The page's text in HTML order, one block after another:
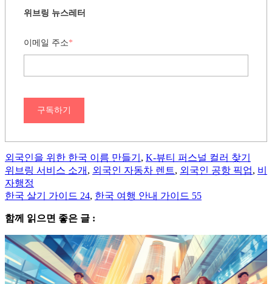
위브링 뉴스레터
이메일 주소*
구독하기
외국인을 위한 한국 이름 만들기 , K-뷰티 퍼스널 컬러 찾기
위브링 서비스 소개 , 외국인 자동차 렌트, 외국인 공항 픽업, 비
자행정
한국 살기 가이드 24, 한국 여행 안내 가이드 55
함께 읽으면 좋은 글 :